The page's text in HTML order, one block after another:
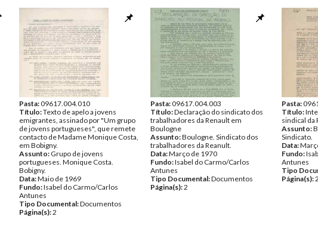
Pasta:09617.004.010
Título:Texto de apelo a jovens
emigrantes, assinado por "Um grupo
de jovens portugueses", que remete
contacto de Madame Monique Costa,
em Bobigny.
Assunto: Grupo de jovens
portugueses. Monique Costa.
Bobigny.
Data:Maio de 1969
Fundo:Isabel do Carmo/Carlos
Antunes
Tipo Documental:Documentos
Página(s):2
Pasta:09617.004.003
Título:Declaração do sindicato dos
trabalhadores da Renault em
Boulogne
Assunto:Boulogne. Sindicato dos
trabalhadores da Reanult.
Data:Março de 1970
Fundo:Isabel do Carmo/Carlos
Antunes
Tipo Documental:Documentos
Página(s):2
Pasta:
Título:
sindical da
Assunto:
Sindicato.
Data:
Fundo:
Antunes
Tipo
Página(s):2